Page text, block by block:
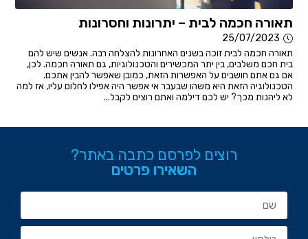
תאורה חכמה לבית – יתרונות וחסרונות
25/07/2023
תאורה חכמה לבית זוכה בשנים האחרונות להצלחה רבה. אנשים שיש להם
בית חכם משלבים, בין יתר המכשירים והטכנולוגיות, גם תאורה חכמה. לכן,
אם גם אתם חושבים על האפשרות הזאת, כמובן שאפשר להבין אתכם.
הטכנולוגיה הזאת היא משהו שבעבר אי אפשר היה אפילו לחלום עליו, אז למה
לא ליהנות מכך? יש לכם דילמה ואתם רוצים לקבל...
רוצים לפרסם כתבה באתר?
השאירו פרטים